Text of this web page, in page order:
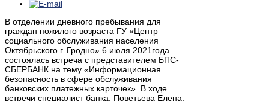
В отделении дневного пребывания для
граждан пожилого возраста ГУ «Центр
социального обслуживания населения
Октябрьского г. Гродно» 6 июля 2021года
состоялась встреча с представителем БПС-
СБЕРБАНК на тему «Информационная
безопасность в сфере обслуживания
банковских платежных карточек». В ходе
встречи специалист банка, Поветьева Елена,